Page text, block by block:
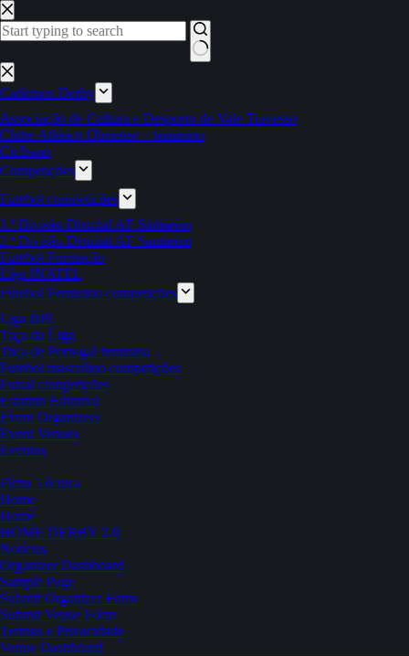
Pular
para
o
Sem
resultados
Cadernos Derby
Associação de Cultura e Desporto de Vale Travesso
Clube Atlético Ouriense – feminino
Ciclismo
Competições
Futebol competições
1.ª Divisão Distrital AF Santarém
2.ª Divisão Distrital AF Santarém
Futebol Formação
Liga INATEL
Futebol Feminino competições
Liga BPI
Taça da Liga
Taça de Portugal feminina
Futebol masculino competições
Futsal competições
Estatuto Editorial
Event Organizers
Event Venues
Eventos
Ficha Técnica
Home
Home
HOME DERBY 2.0
Notícias
Organizer Dashboard
Sample Page
Submit Organizer Form
Submit Venue Form
Termos e Privacidade
Venue Dashboard